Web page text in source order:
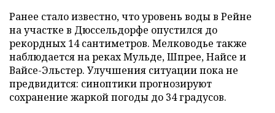
Ранее стало известно, что уровень воды в Рейне
на участке в Дюссельдорфе опустился до
рекордных 14 сантиметров. Мелководье также
наблюдается на реках Мульде, Шпрее, Найсе и
Вайсе-Эльстер. Улучшения ситуации пока не
предвидится: синоптики прогнозируют
сохранение жаркой погоды до 34 градусов.